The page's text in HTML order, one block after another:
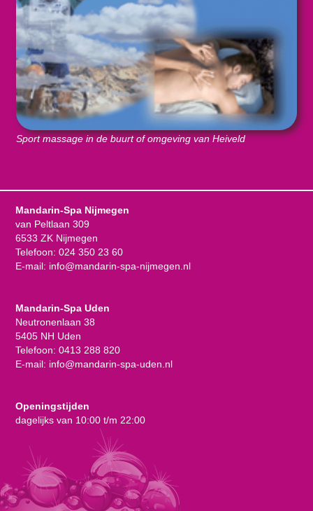
Sport massage in de buurt of omgeving van Heiveld
Mandarin-Spa Nijmegen
van Peltlaan 309
6533 ZK Nijmegen
Telefoon: 024 350 23 60
E-mail: info@mandarin-spa-nijmegen.nl
Mandarin-Spa Uden
Neutronenlaan 38
5405 NH Uden
Telefoon: 0413 288 820
E-mail: info@mandarin-spa-uden.nl
Openingstijden
dagelijks van 10:00 t/m 22:00